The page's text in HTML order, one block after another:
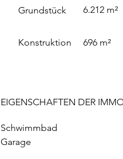
Grundstück
Konstruktion
6.212 m²
696 m²
EIGENSCHAFTEN DER
Schwimmbad
Garage